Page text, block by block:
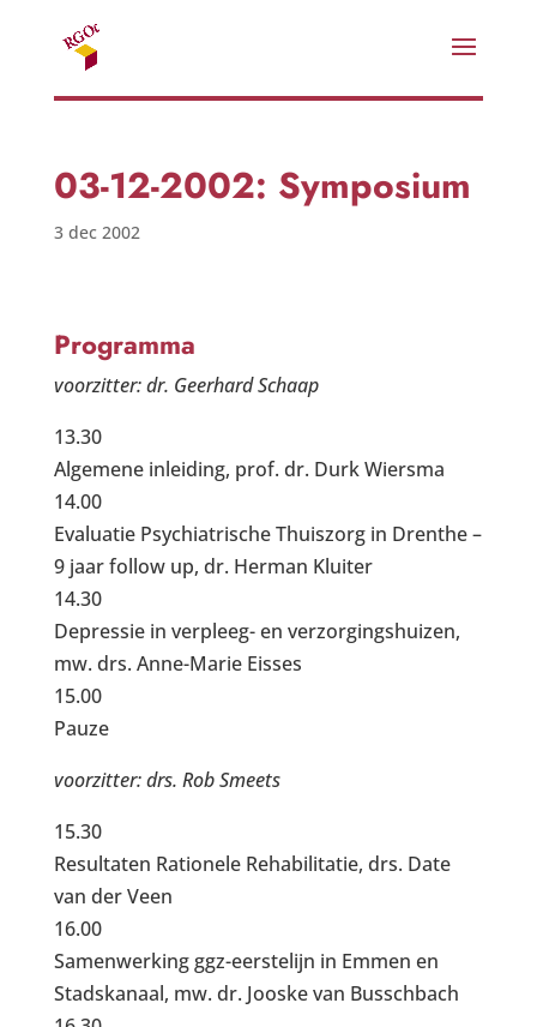
03-12-2002: Symposium
3 dec 2002
Programma
voorzitter: dr. Geerhard Schaap
13.30
Algemene inleiding, prof. dr. Durk Wiersma
14.00
Evaluatie Psychiatrische Thuiszorg in Drenthe –
9 jaar follow up, dr. Herman Kluiter
14.30
Depressie in verpleeg- en verzorgingshuizen,
mw. drs. Anne-Marie Eisses
15.00
Pauze
voorzitter: drs. Rob Smeets
15.30
Resultaten Rationele Rehabilitatie, drs. Date
van der Veen
16.00
Samenwerking ggz-eerstelijn in Emmen en
Stadskanaal, mw. dr. Jooske van Busschbach